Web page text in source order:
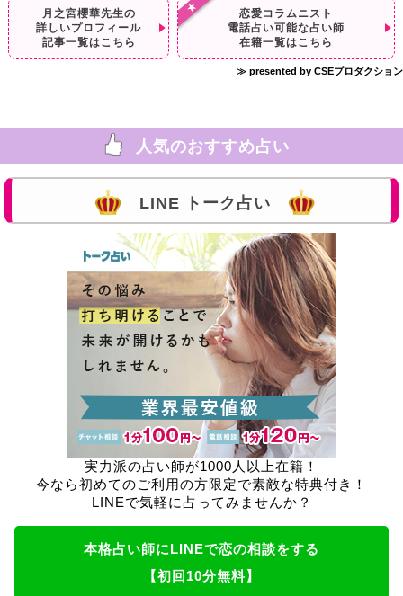
月之宮櫻華先生の
詳しいプロフィール
記事一覧はこちら
恋愛コラムニスト
電話占い可能な占い師
在籍一覧はこちら
≫ presented by CSEプロダクション
人気のおすすめ占い
LINE トーク占い
実力派の占い師が1000人以上在籍！
今なら初めてのご利用の方限定で素敵な特典付き！
LINEで気軽に占ってみませんか？
本格占い師にLINEで恋の相談をする
【初回10分無料】